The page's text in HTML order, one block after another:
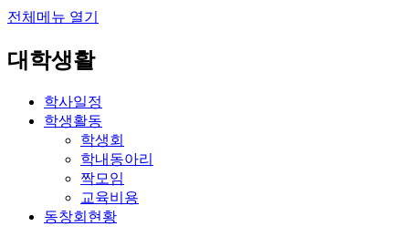
전체메뉴 열기
대학생활
학사일정
학생활동
학생회
학내동아리
짝모임
교육비용
동창회현황